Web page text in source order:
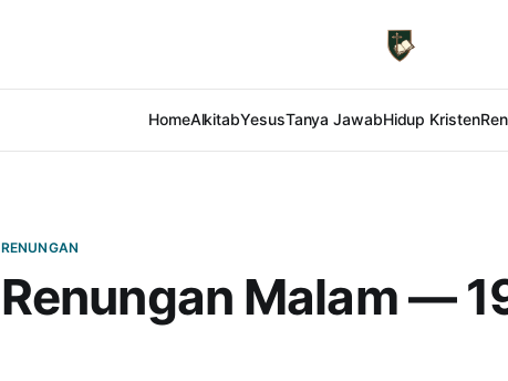
HomeAlkitabYesusTanya JawabHidup Kristen
RENUNGAN
Renungan Malam —